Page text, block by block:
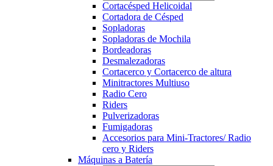
Cortacésped Helicoidal
Cortadora de Césped
Sopladoras
Sopladoras de Mochila
Bordeadoras
Desmalezadoras
Cortacerco y Cortacerco de altura
Minitractores Multiuso
Radio Cero
Riders
Pulverizadoras
Fumigadoras
Accesorios para Mini-Tractores/ Radio
cero y Riders
Máquinas a Batería